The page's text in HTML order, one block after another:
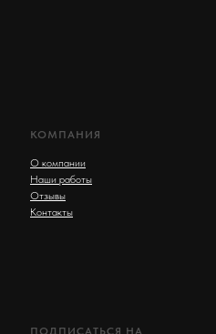
КОМПАНИЯ
О компании
Наши работы
Отзывы
Контакты